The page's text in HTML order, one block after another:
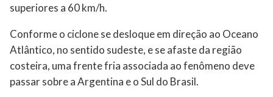
superiores a 60 km/h.
Conforme o ciclone se desloque em direção ao Oceano
Atlântico, no sentido sudeste, e se afaste da região
costeira, uma frente fria associada ao fenômeno deve
passar sobre a Argentina e o Sul do Brasil.